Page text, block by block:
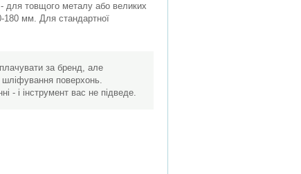
для товщого металу або великих
мм. Для стандартної
за бренд, але
шліфування поверхонь.
- і інструмент вас не підведе.